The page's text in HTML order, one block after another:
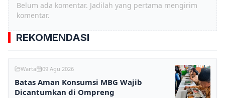
Belum ada komentar. Jadilah yang pertama mengirim
komentar.
REKOMENDASI
Warta 09 Agu 2026
Batas Aman Konsumsi MBG Wajib
Dicantumkan di Ompreng